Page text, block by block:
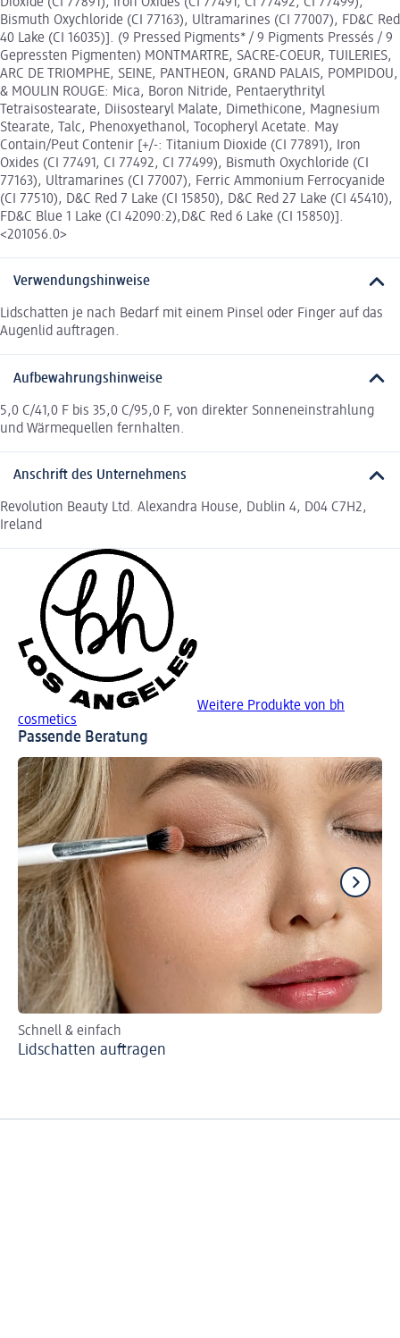
Bismuth Oxychloride (CI 77163), Ultramarines (CI 77007), FD&C Red
40 Lake (CI 16035)]. (9 Pressed Pigments* / 9 Pigments Pressés / 9
Gepressten Pigmenten) MONTMARTRE, SACRE-COEUR, TUILERIES,
ARC DE TRIOMPHE, SEINE, PANTHEON, GRAND PALAIS, POMPIDOU,
& MOULIN ROUGE: Mica, Boron Nitride, Pentaerythrityl
Tetraisostearate, Diisostearyl Malate, Dimethicone, Magnesium
Stearate, Talc, Phenoxyethanol, Tocopheryl Acetate. May
Contain/Peut Contenir [+/-: Titanium Dioxide (CI 77891), Iron
Oxides (CI 77491, CI 77492, CI 77499), Bismuth Oxychloride (CI
77163), Ultramarines (CI 77007), Ferric Ammonium Ferrocyanide
(CI 77510), D&C Red 7 Lake (CI 15850), D&C Red 27 Lake (CI 45410),
FD&C Blue 1 Lake (CI 42090:2),D&C Red 6 Lake (CI 15850)].
<201056.0>
Verwendungshinweise
Lidschatten je nach Bedarf mit einem Pinsel oder Finger auf das
Augenlid auftragen.
Aufbewahrungshinweise
5,0 C/41,0 F bis 35,0 C/95,0 F, von direkter Sonneneinstrahlung
und Wärmequellen fernhalten.
Anschrift des Unternehmens
Revolution Beauty Ltd. Alexandra House, Dublin 4, D04 C7H2,
Ireland
Weitere Produkte von bh
cosmetics
Passende Beratung
Schnell & einfach
Lidschatten auftragen